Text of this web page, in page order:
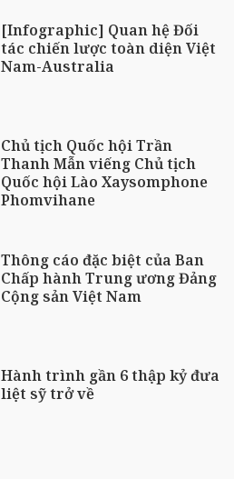
[Infographic] Quan hệ Đối
tác chiến lược toàn diện Việt
Nam-Australia
Chủ tịch Quốc hội Trần
Thanh Mẫn viếng Chủ tịch
Quốc hội Lào Xaysomphone
Phomvihane
Thông cáo đặc biệt của Ban
Chấp hành Trung ương Đảng
Cộng sản Việt Nam
Hành trình gần 6 thập kỷ đưa
liệt sỹ trở về